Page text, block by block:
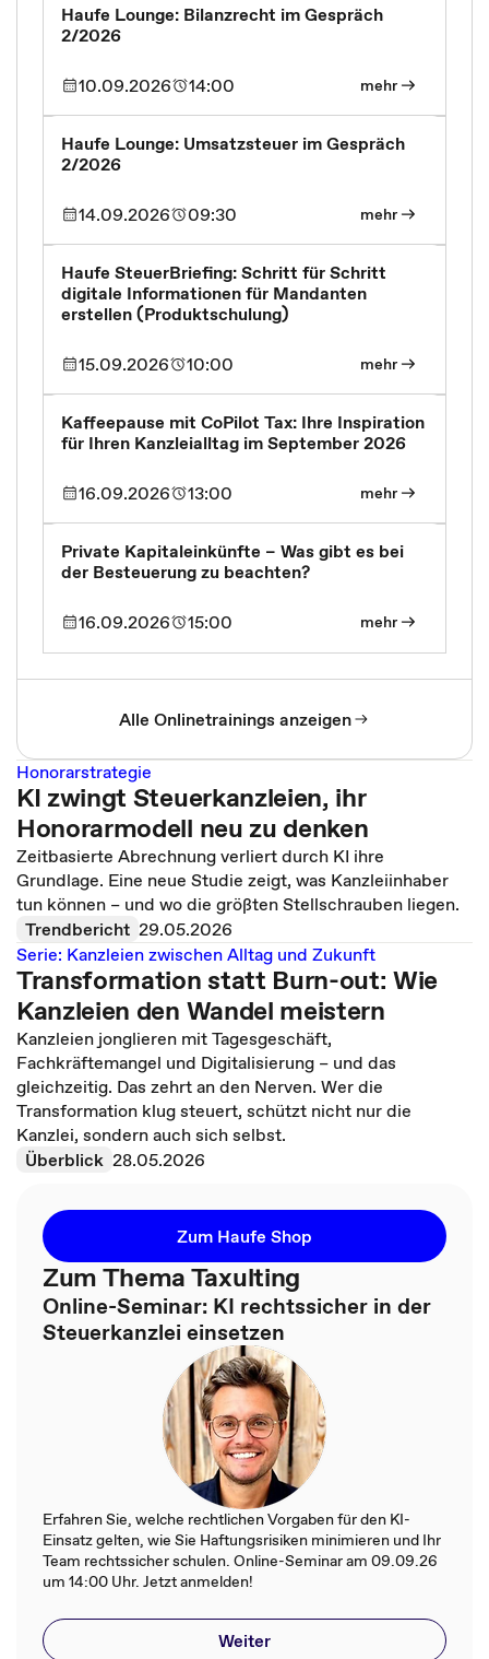
Haufe Lounge: Bilanzrecht im Gespräch
2/2026
10.09.2026 14:00 mehr
Haufe Lounge: Umsatzsteuer im Gespräch
2/2026
14.09.2026 09:30 mehr
Haufe SteuerBriefing: Schritt für Schritt
digitale Informationen für Mandanten
erstellen (Produktschulung)
15.09.2026 10:00 mehr
Kaffeepause mit CoPilot Tax: Ihre Inspiration
für Ihren Kanzleialltag im September 2026
16.09.2026 13:00 mehr
Private Kapitaleinkünfte – Was gibt es bei
der Besteuerung zu beachten?
16.09.2026 15:00 mehr
Alle Onlinetrainings anzeigen
Honorarstrategie
KI zwingt Steuerkanzleien, ihr
Honorarmodell neu zu denken
Zeitbasierte Abrechnung verliert durch KI ihre
Grundlage. Eine neue Studie zeigt, was Kanzleiinhaber
tun können – und wo die größten Stellschrauben liegen.
Trendbericht 29.05.2026
Serie: Kanzleien zwischen Alltag und Zukunft
Transformation statt Burn-out: Wie
Kanzleien den Wandel meistern
Kanzleien jonglieren mit Tagesgeschäft,
Fachkräftemangel und Digitalisierung – und das
gleichzeitig. Das zehrt an den Nerven. Wer die
Transformation klug steuert, schützt nicht nur die
Kanzlei, sondern auch sich selbst.
Überblick 28.05.2026
Zum Haufe Shop
Zum Thema Taxulting
Online-Seminar: KI rechtssicher in der
Steuerkanzlei einsetzen
Erfahren Sie, welche rechtlichen Vorgaben für den KI-
Einsatz gelten, wie Sie Haftungsrisiken minimieren und Ihr
Team rechtssicher schulen. Online-Seminar am 09.09.26
um 14:00 Uhr. Jetzt anmelden!
Weiter